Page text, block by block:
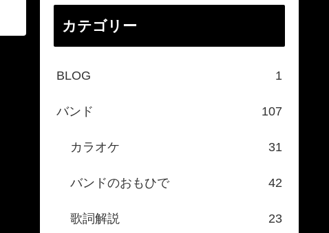
カテゴリー
BLOG 1
バンド 107
カラオケ 31
バンドのおもひで 42
歌詞解説 23